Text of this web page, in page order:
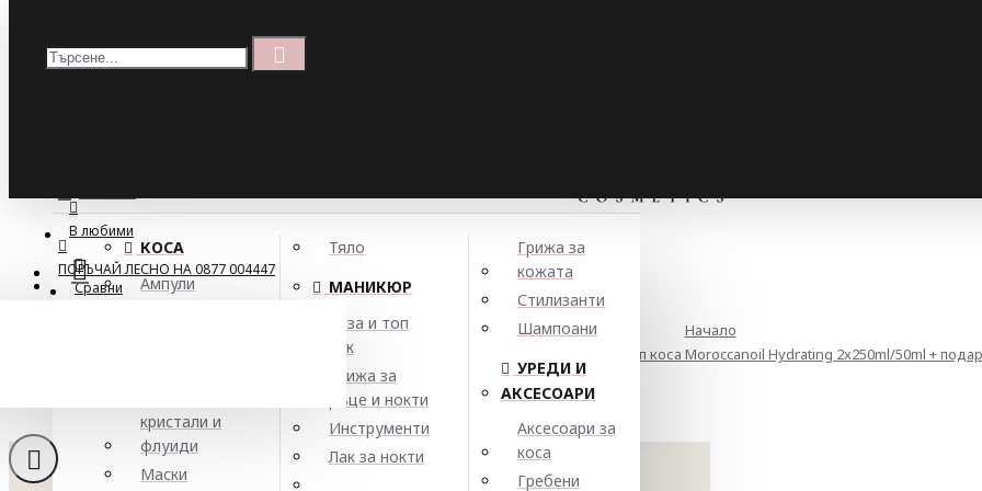
Кошница
В любими
Сравни
КОСА
Ампули
кристали и
флуиди
Маски
Тяло
МАНИКЮР
База и топ
лак
Грижа за
ръце и нокти
Инструменти
Лак за нокти
Грижа за
кожата
Стилизанти
Шампоани
УРЕДИ И
АКСЕСОАРИ
Аксесоари за
коса
Гребени
ПОРЪЧАЙ ЛЕСНО НА 0877 004447
Начало
Комплект за хидратиране на всеки тип коса Moroccanoil Hydrating 2x250ml/50ml +